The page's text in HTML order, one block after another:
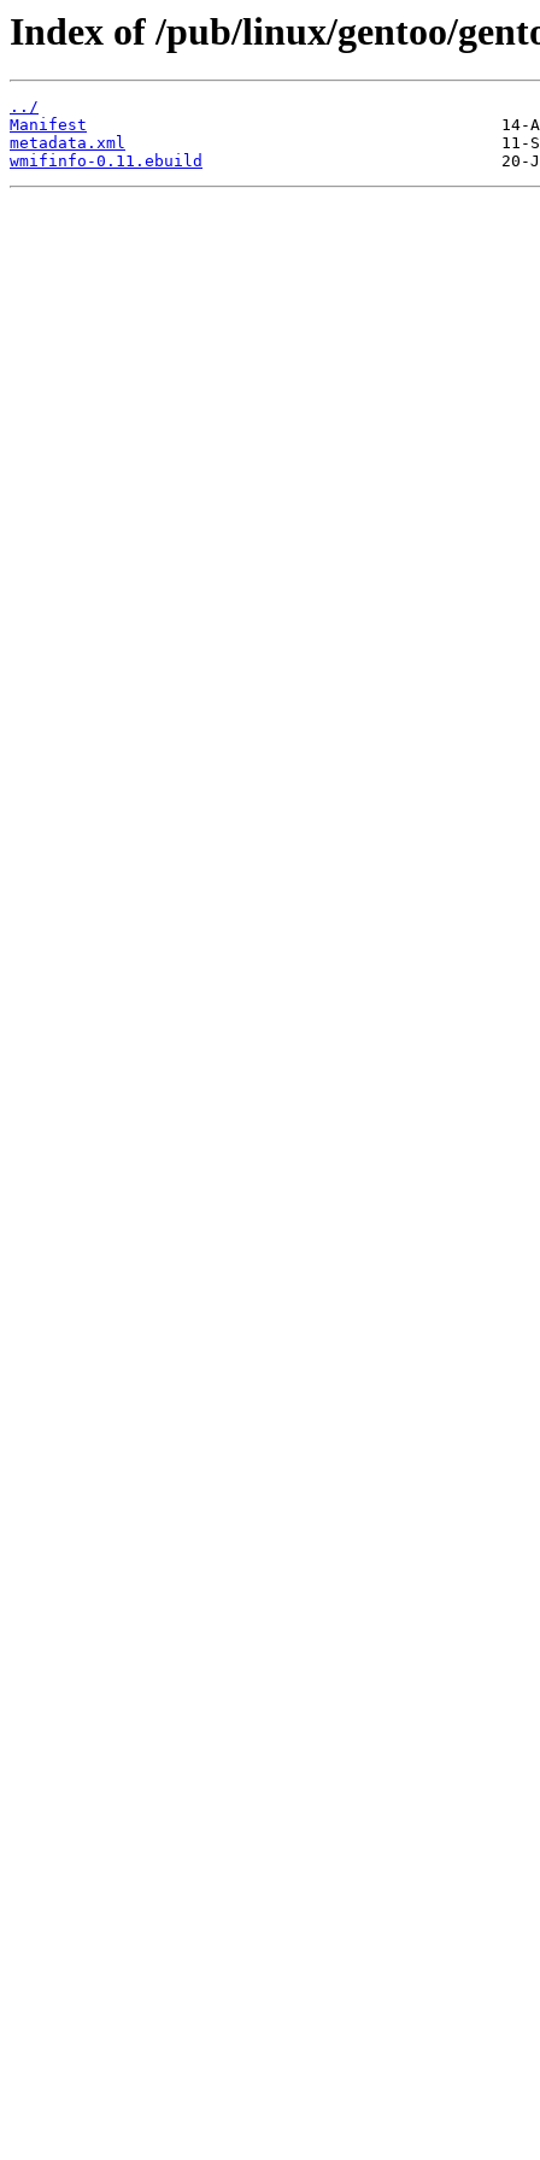
Index of /pub/linux/gentoo/
../
Manifest
metadata.xml
wmifinfo-0.11.ebuild